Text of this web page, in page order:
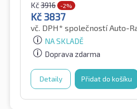
Kč3916 -2%
Kč 3837
vč. DPH* společností Auto-
NA SKLADĚ
Doprava zdarma
Detaily Přidat do košíku